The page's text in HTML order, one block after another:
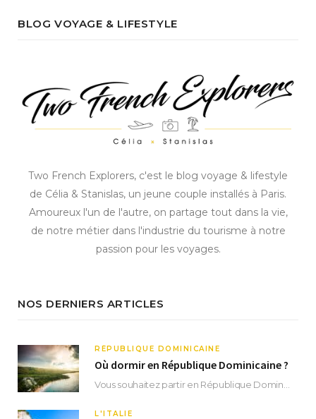
BLOG VOYAGE & LIFESTYLE
Two French Explorers, c'est le blog voyage & lifestyle
de Célia & Stanislas, un jeune couple installés à Paris.
Amoureux l'un de l'autre, on partage tout dans la vie,
de notre métier dans l'industrie du tourisme à notre
passion pour les voyages.
NOS DERNIERS ARTICLES
RÉPUBLIQUE DOMINICAINE
Où dormir en République Dominicaine ?
L'ITALIE